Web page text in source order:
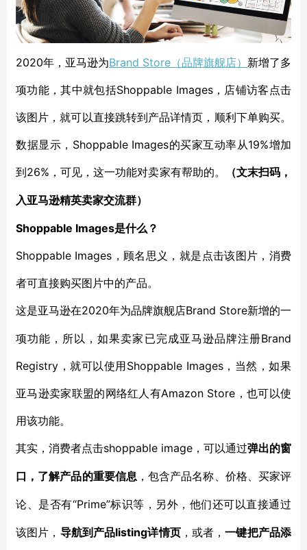
2020年，亚马逊为Brand Store（品牌旗舰店） 新增了多
项功能，其中就包括Shoppable Images，店铺访客点击
该图片，就可以直接跳转到产品详情页，顺利下单购买。
数据显示，Shoppable Images的买家互动率从19%增加
到26%，可见，这一功能对卖家有帮助的。
（文末扫码，
入亚马逊精英卖家交流群）
Shoppable Images是什么？
Shoppable Images，顾名思义，就是点击该图片，消费
者可直接购买图片中的产品。
这是亚马逊在2020年为品牌旗舰店Brand Store新增的一
项功能，所以，如果卖家已完成亚马逊品牌注册Brand
Registry，就可以使用Shoppable Images，当然，如果
亚马逊卖家联盟的网络红人有Amazon Store，也可以使
用该功能。
其实，消费者点击shoppable image，可以通过弹出的窗
口，了解产品的重要信息 ，包含产品名称、价格、买家评
论、是否有“Prime”标识等，另外，他们还可以直接通过
该图片， 导航到产品listing详情页，或者，一键把产品添